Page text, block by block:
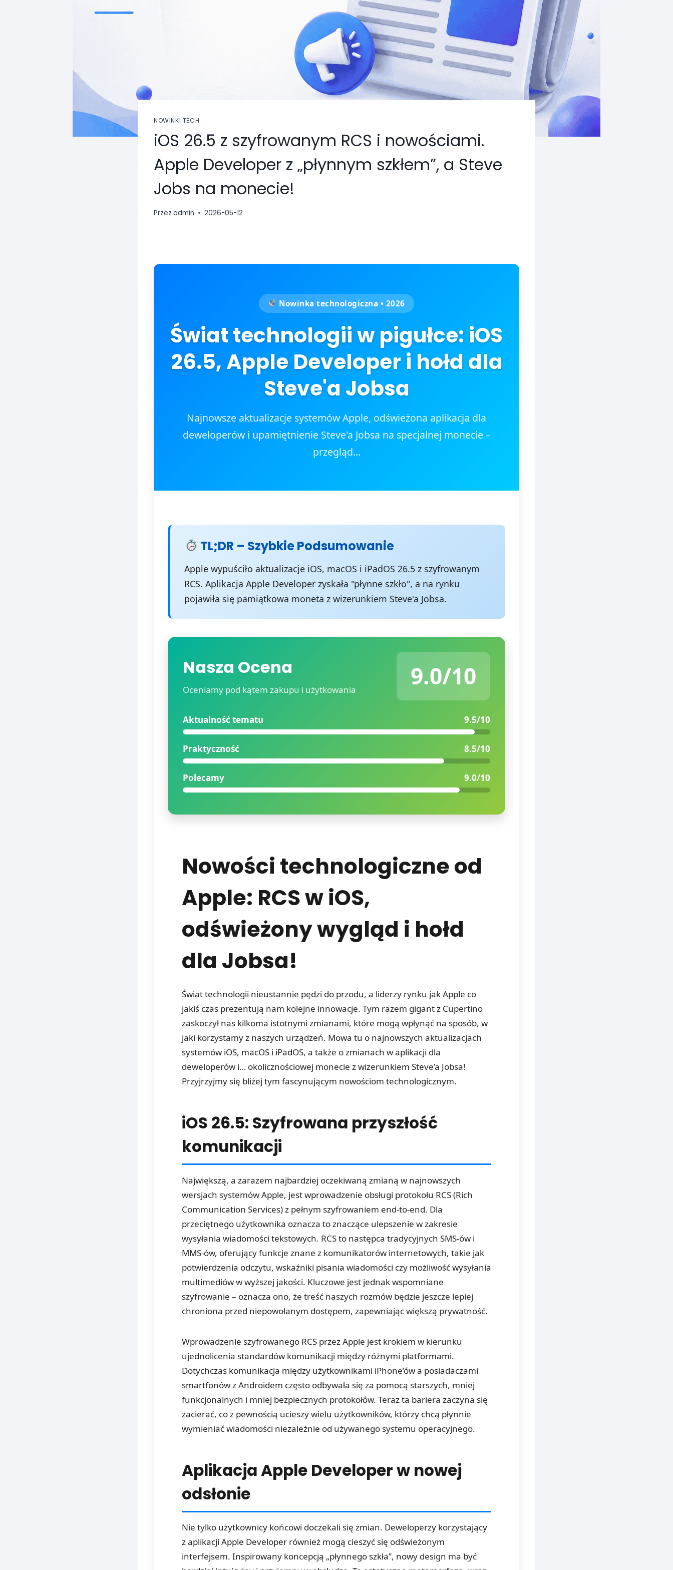
NOWINKI TECH
iOS 26.5 z szyfrowanym RCS i nowościami.
Apple Developer z „płynnym szkłem”, a Steve
Jobs na monecie!
Przez admin 2026-05-12
Nowinka technologiczna • 2026
Świat technologii w pigułce: iOS
26.5, Apple Developer i hołd dla
Steve'a Jobsa
Najnowsze aktualizacje systemów Apple, odświeżona aplikacja dla
deweloperów i upamiętnienie Steve'a Jobsa na specjalnej monecie –
przegląd…
TL;DR – Szybkie Podsumowanie
Apple wypuściło aktualizacje iOS, macOS i iPadOS 26.5 z szyfrowanym
RCS. Aplikacja Apple Developer zyskała "płynne szkło", a na rynku
pojawiła się pamiątkowa moneta z wizerunkiem Steve'a Jobsa.
Nasza Ocena
Oceniamy pod kątem zakupu i użytkowania 9.0/10
Aktualność tematu 9.5/10
Praktyczność 8.5/10
Polecamy 9.0/10
Nowości technologiczne od
Apple: RCS w iOS,
odświeżony wygląd i hołd
dla Jobsa!
Świat technologii nieustannie pędzi do przodu, a liderzy rynku jak Apple co
jakiś czas prezentują nam kolejne innowacje. Tym razem gigant z Cupertino
zaskoczył nas kilkoma istotnymi zmianami, które mogą wpłynąć na sposób, w
jaki korzystamy z naszych urządzeń. Mowa tu o najnowszych aktualizacjach
systemów iOS, macOS i iPadOS, a także o zmianach w aplikacji dla
deweloperów i… okolicznościowej monecie z wizerunkiem Steve’a Jobsa!
Przyjrzyjmy się bliżej tym fascynującym nowościom technologicznym.
iOS 26.5: Szyfrowana przyszłość
komunikacji
Największą, a zarazem najbardziej oczekiwaną zmianą w najnowszych
wersjach systemów Apple, jest wprowadzenie obsługi protokołu RCS (Rich
Communication Services) z pełnym szyfrowaniem end-to-end. Dla
przeciętnego użytkownika oznacza to znaczące ulepszenie w zakresie
wysyłania wiadomości tekstowych. RCS to następca tradycyjnych SMS-ów i
MMS-ów, oferujący funkcje znane z komunikatorów internetowych, takie jak
potwierdzenia odczytu, wskaźniki pisania wiadomości czy możliwość wysyłania
multimediów w wyższej jakości. Kluczowe jest jednak wspomniane
szyfrowanie – oznacza ono, że treść naszych rozmów będzie jeszcze lepiej
chroniona przed niepowołanym dostępem, zapewniając większą prywatność.
Wprowadzenie szyfrowanego RCS przez Apple jest krokiem w kierunku
ujednolicenia standardów komunikacji między różnymi platformami.
Dotychczas komunikacja między użytkownikami iPhone’ów a posiadaczami
smartfonów z Androidem często odbywała się za pomocą starszych, mniej
funkcjonalnych i mniej bezpiecznych protokołów. Teraz ta bariera zaczyna się
zacierać, co z pewnością ucieszy wielu użytkowników, którzy chcą płynnie
wymieniać wiadomości niezależnie od używanego systemu operacyjnego.
Aplikacja Apple Developer w nowej
odsłonie
Nie tylko użytkownicy końcowi doczekali się zmian. Deweloperzy korzystający
z aplikacji Apple Developer również mogą cieszyć się odświeżonym
interfejsem. Inspirowany koncepcją „płynnego szkła”, nowy design ma być